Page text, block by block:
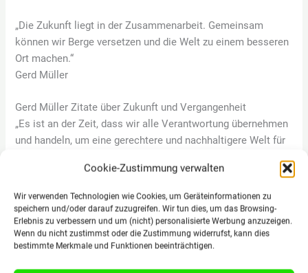
Cookie-Zustimmung verwalten
Wir verwenden Technologien wie Cookies, um Geräteinformationen zu
speichern und/oder darauf zuzugreifen. Wir tun dies, um das Browsing-
Erlebnis zu verbessern und um (nicht) personalisierte Werbung anzuzeigen.
Wenn du nicht zustimmst oder die Zustimmung widerrufst, kann dies
bestimmte Merkmale und Funktionen beeinträchtigen.
„Die Zukunft liegt in der Zusammenarbeit. Gemeinsam
können wir Berge versetzen und die Welt zu einem besseren
Ort machen.“
Gerd Müller
Gerd Müller Zitate über Zukunft und Vergangenheit
„Es ist an der Zeit, dass wir alle Verantwortung übernehmen
und handeln, um eine gerechtere und nachhaltigere Welt für
„Unsere Entscheidungen heute formen die Welt von morgen.
Wir müssen weise und vorausschauend handeln.“
Gerd Müller